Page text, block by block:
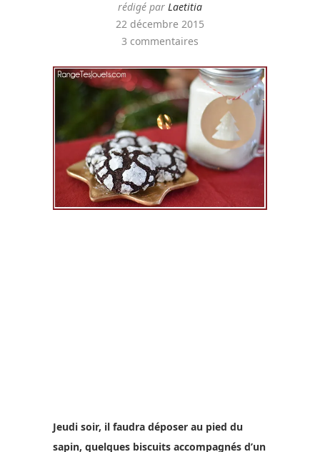
rédigé par Laetitia
22 décembre 2015
3 commentaires
Jeudi soir, il faudra déposer au pied du
sapin, quelques biscuits accompagnés d’un